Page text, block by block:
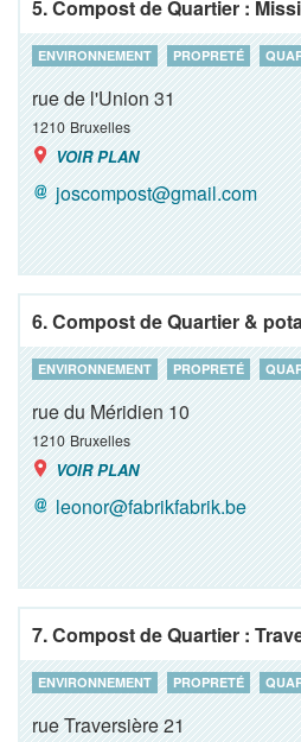
5. Compost de Quartier :
ENVIRONNEMENT PROPRETÉ
rue de l'Union 31
1210 Bruxelles
VOIR PLAN
joscompost@gmail.com
6. Compost de Quartier &
ENVIRONNEMENT PROPRETÉ
rue du Méridien 10
1210 Bruxelles
VOIR PLAN
leonor@fabrikfabrik.be
7. Compost de Quartier :
ENVIRONNEMENT PROPRETÉ
rue Traversière 21